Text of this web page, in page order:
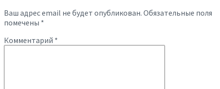
Ваш адрес email не будет опубликован. Обязательные поля
помечены *
Комментарий *